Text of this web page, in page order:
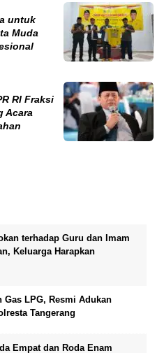
untuk
Muda
RI Fraksi
Acara
terhadap Guru dan Imam
Keluarga Harapkan
Gas LPG, Resmi Adukan
Tangerang
Empat dan Roda Enam